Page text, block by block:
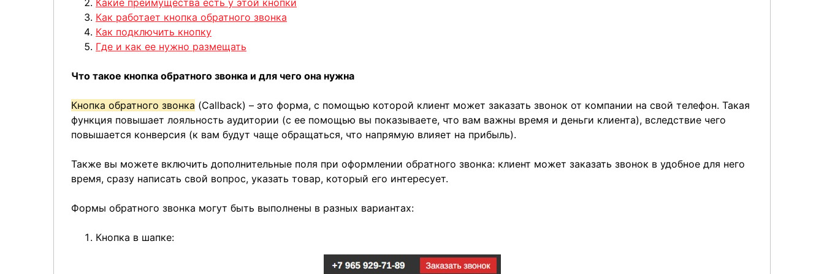
Какие преимущества есть у этой кнопки
Как работает кнопка обратного звонка
Как подключить кнопку
Где и как ее нужно размещать
Что такое кнопка обратного звонка и для чего она нужна
Кнопка обратного звонка (Callback) – это форма, с помощью которой клиент может заказать звонок от компании на свой телефон. Такая
функция повышает лояльность аудитории (с ее помощью вы показываете, что вам важны время и деньги клиента), вследствие чего
повышается конверсия (к вам будут чаще обращаться, что напрямую влияет на прибыль).
Также вы можете включить дополнительные поля при оформлении обратного звонка: клиент может заказать звонок в удобное для него
время, сразу написать свой вопрос, указать товар, который его интересует.
Формы обратного звонка могут быть выполнены в разных вариантах:
Кнопка в шапке: